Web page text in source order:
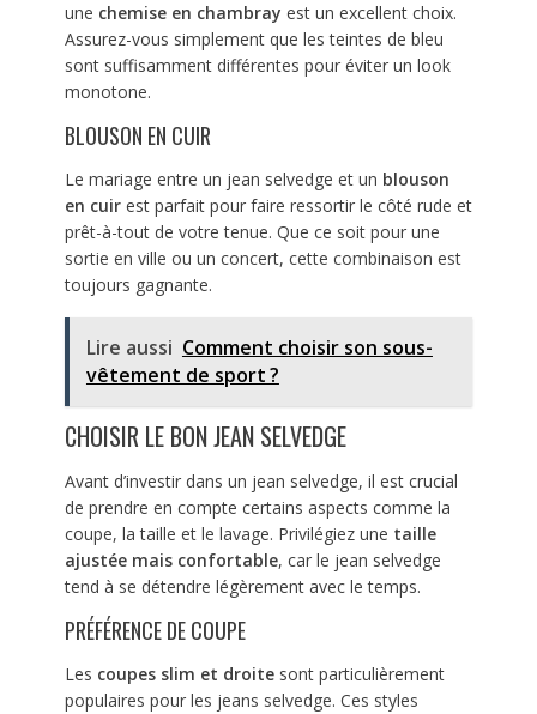
une chemise en chambray est un excellent choix.
Assurez-vous simplement que les teintes de bleu
sont suffisamment différentes pour éviter un look
monotone.
BLOUSON EN CUIR
Le mariage entre un jean selvedge et un blouson
en cuirest parfait pour faire ressortir le côté rude et
prêt-à-tout de votre tenue. Que ce soit pour une
sortie en ville ou un concert, cette combinaison est
toujours gagnante.
Lire aussi Comment choisir son sous-
vêtement de sport ?
CHOISIR LE BON JEAN SELVEDGE
Avant d’investir dans un jean selvedge, il est crucial
de prendre en compte certains aspects comme la
coupe, la taille et le lavage. Privilégiez une taille
ajustée mais confortable, car le jean selvedge
tend à se détendre légèrement avec le temps.
PRÉFÉRENCE DE COUPE
Les coupes slim et droitesont particulièrement
populaires pour les jeans selvedge. Ces styles